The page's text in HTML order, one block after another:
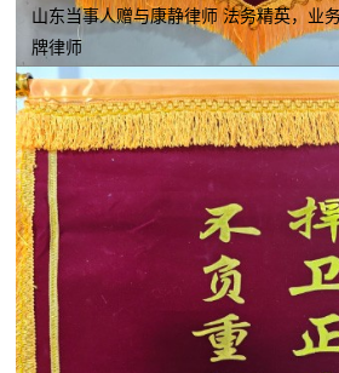
山东当事人赠与康静律师 法务精英，业
牌律师